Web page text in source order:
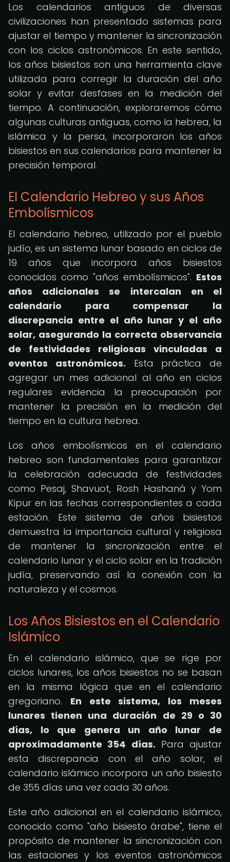
Los calendarios antiguos de diversas
civilizaciones han presentado sistemas para
ajustar el tiempo y mantener la sincronización
con los ciclos astronómicos. En este sentido,
los años bisiestos son una herramienta clave
utilizada para corregir la duración del año
solar y evitar desfases en la medición del
tiempo. A continuación, exploraremos cómo
algunas culturas antiguas, como la hebrea, la
islámica y la persa, incorporaron los años
bisiestos en sus calendarios para mantener la
precisión temporal.
El Calendario Hebreo y sus Años
Embolísmicos
El calendario hebreo, utilizado por el pueblo
judío, es un sistema lunar basado en ciclos de
19 años que incorpora años bisiestos
conocidos como "años embolísmicos". Estos
años adicionales se intercalan en el
calendario para compensar la
discrepancia entre el año lunar y el año
solar, asegurando la correcta observancia
de festividades religiosas vinculadas a
eventos astronómicos. Esta práctica de
agregar un mes adicional al año en ciclos
regulares evidencia la preocupación por
mantener la precisión en la medición del
tiempo en la cultura hebrea.
Los años embolísmicos en el calendario
hebreo son fundamentales para garantizar
la celebración adecuada de festividades
como Pesaj, Shavuot, Rosh Hashaná y Yom
Kipur en las fechas correspondientes a cada
estación. Este sistema de años bisiestos
demuestra la importancia cultural y religiosa
de mantener la sincronización entre el
calendario lunar y el ciclo solar en la tradición
judía, preservando así la conexión con la
naturaleza y el cosmos.
Los Años Bisiestos en el Calendario
Islámico
En el calendario islámico, que se rige por
ciclos lunares, los años bisiestos no se basan
en la misma lógica que en el calendario
gregoriano. En este sistema, los meses
lunares tienen una duración de 29 o 30
días, lo que genera un año lunar de
aproximadamente 354 días. Para ajustar
esta discrepancia con el año solar, el
calendario islámico incorpora un año bisiesto
de 355 días una vez cada 30 años.
Este año adicional en el calendario islámico,
conocido como "año bisiesto árabe", tiene el
propósito de mantener la sincronización con
las estaciones y los eventos astronómicos